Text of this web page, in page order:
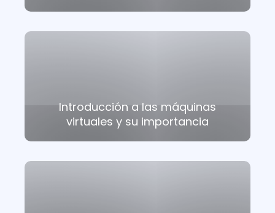
Introducción a las máquinas
virtuales y su importancia